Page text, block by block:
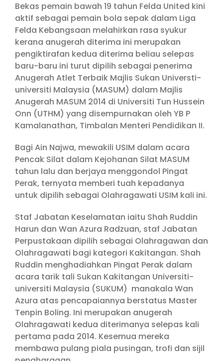
Bekas pemain bawah 19 tahun Felda United kini
aktif sebagai pemain bola sepak dalam Liga
Felda Kebangsaan melahirkan rasa syukur
kerana anugerah diterima ini merupakan
pengiktirafan kedua diterima beliau selepas
baru-baru ini turut dipilih sebagai penerima
Anugerah Atlet Terbaik Majlis Sukan Universti-
universiti Malaysia (MASUM) dalam Majlis
Anugerah MASUM 2014 di Universiti Tun Hussein
Onn (UTHM) yang disempurnakan oleh YB P
Kamalanathan, Timbalan Menteri Pendidikan II.
Bagi Ain Najwa, mewakili USIM dalam acara
Pencak Silat dalam Kejohanan Silat MASUM
tahun lalu dan berjaya menggondol Pingat
Perak, ternyata memberi tuah kepadanya
untuk dipilih sebagai Olahragawati USIM kali ini.
Staf Jabatan Keselamatan iaitu Shah Ruddin
Harun dan Wan Azura Radzuan, staf Jabatan
Perpustakaan dipilih sebagai Olahragawan dan
Olahragawati bagi kategori Kakitangan. Shah
Ruddin menghadiahkan Pingat Perak dalam
acara tarik tali Sukan Kakitangan Universiti-
universiti Malaysia (SUKUM) manakala Wan
Azura atas pencapaiannya berstatus Master
Tenpin Boling. Ini merupakan anugerah
Olahragawati kedua diterimanya selepas kali
pertama pada 2014. Kesemua mereka
membawa pulang piala pusingan, trofi dan sijil